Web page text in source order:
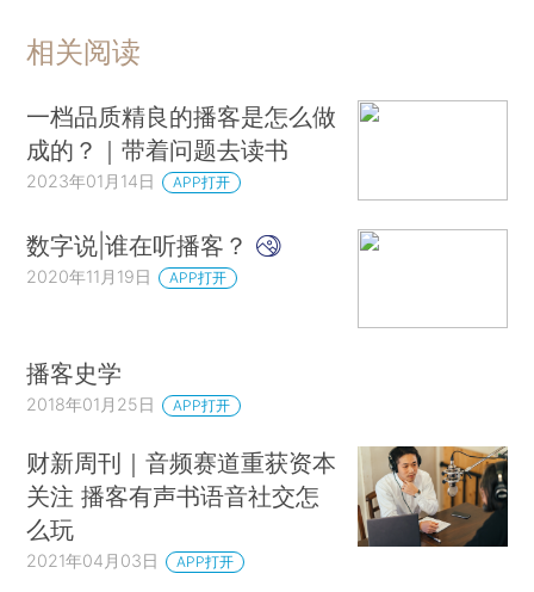
相关阅读
一档品质精良的播客是怎么做
成的？｜带着问题去读书
2023年01月14日 APP打开
数字说|谁在听播客？
2020年11月19日 APP打开
播客史学
2018年01月25日 APP打开
财新周刊｜音频赛道重获资本
关注 播客有声书语音社交怎
么玩
2021年04月03日 APP打开